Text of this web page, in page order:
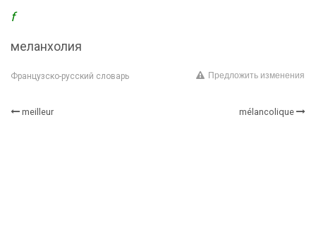
f
меланхолия
Французско-русский словарь Предложить изменения
meilleur mélancolique